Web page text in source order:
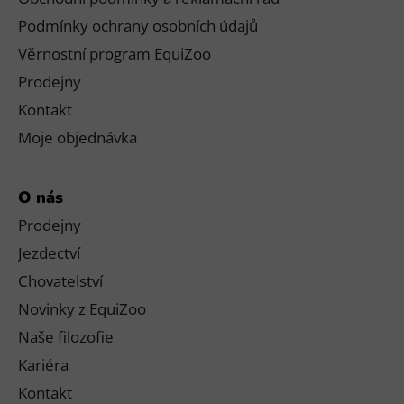
Podmínky ochrany osobních údajů
Věrnostní program EquiZoo
Prodejny
Kontakt
Moje objednávka
O nás
Prodejny
Jezdectví
Chovatelství
Novinky z EquiZoo
Naše filozofie
Kariéra
Kontakt